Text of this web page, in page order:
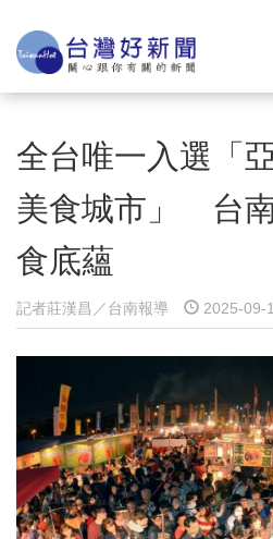
全台唯一入選「
美食城市」 台
食底蘊
記者莊漢昌／台南報導 2025-09-